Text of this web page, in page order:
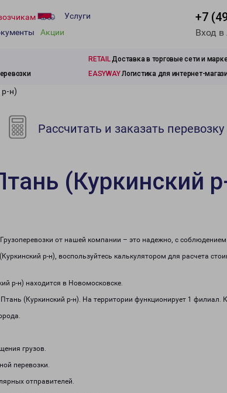
Услуги
Акции
+7
Вход
RETAILДоставка в торговые сети и
EASYWAYЛогистика для интернет-
р-н)
Рассчитать и заказать перевозку
(Куркинский
Грузоперевозки от нашей компании – это надежно, с
р-н), воспользуйтесь калькулятором для расчета
р-н) находится в Новомосковске.
(Куркинский р-н). На территории функционирует 1 филиал.
грузов.
перевозки.
отправителей.